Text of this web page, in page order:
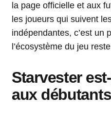
la page officielle et aux
les joueurs qui suivent
indépendantes, c’est un
l’écosystème du jeu
Starvester
aux